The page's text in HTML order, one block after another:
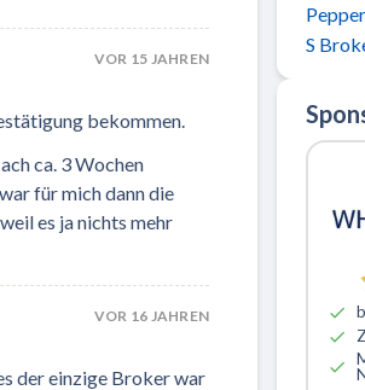
VOR 15 JAHREN
bekommen.
ca. 3 Wochen
für mich dann die
es ja nichts mehr
VOR 16 JAHREN
der einzige Broker war
S